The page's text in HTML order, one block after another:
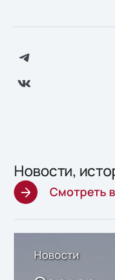
Новости,
Смотреть
Новости